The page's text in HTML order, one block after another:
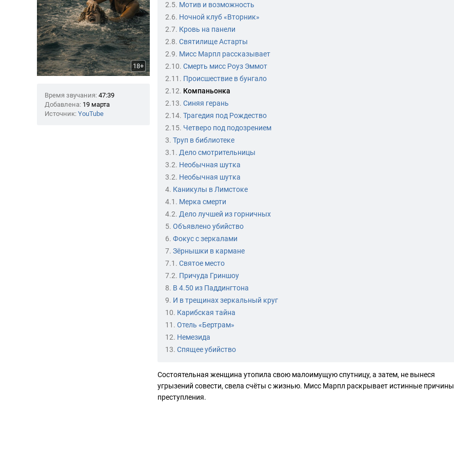
18+
Время звучания: 47:39
Добавлена: 19 марта
Источник: YouTube
2.5. Мотив и возможность
2.6. Ночной клуб «Вторник»
2.7. Кровь на панели
2.8. Святилище Астарты
2.9. Мисс Марпл рассказывает
2.10. Смерть мисс Роуз Эммот
2.11. Происшествие в бунгало
2.12. Компаньонка
2.13. Синяя герань
2.14. Трагедия под Рождество
2.15. Четверо под подозрением
3. Труп в библиотеке
3.1. Дело смотрительницы
3.2. Необычная шутка
3.2. Необычная шутка
4. Каникулы в Лимстоке
4.1. Мерка смерти
4.2. Дело лучшей из горничных
5. Объявлено убийство
6. Фокус с зеркалами
7. Зёрнышки в кармане
7.1. Святое место
7.2. Причуда Гриншоу
8. В 4.50 из Паддингтона
9. И в трещинах зеркальный круг
10. Карибская тайна
11. Отель «Бертрам»
12. Немезида
13. Спящее убийство
Состоятельная женщина утопила свою малоимущую спутницу, а затем, не вынеся
угрызений совести, свела счёты с жизнью. Мисс Марпл раскрывает истинные причины
преступления.